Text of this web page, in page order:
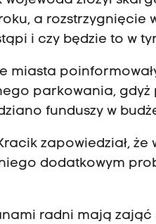
a rozstrzygnięcie
i czy będzie to w
miasta
parkowania,
funduszy w
zapowiedział,
dodatkowym
radni mają zająć